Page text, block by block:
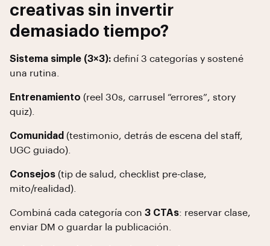
creativas sin invertir
demasiado tiempo?
Sistema simple (3×3): definí 3 categorías y sostené
una rutina.
Entrenamiento (reel 30s, carrusel “errores”, story
quiz).
Comunidad (testimonio, detrás de escena del staff,
UGC guiado).
Consejos (tip de salud, checklist pre-clase,
mito/realidad).
Combiná cada categoría con 3 CTAs: reservar clase,
enviar DM o guardar la publicación.